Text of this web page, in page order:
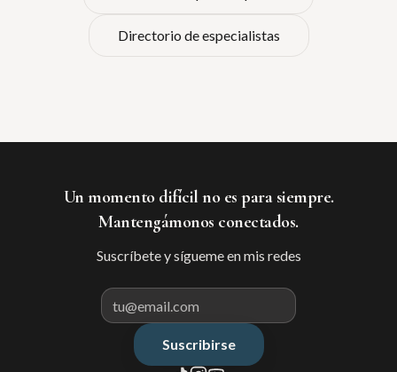
Directorio de especialistas
Un momento difícil no es para siempre.
Mantengámonos conectados.
Suscríbete y sígueme en mis redes
Correo electrónico para
Suscribirse